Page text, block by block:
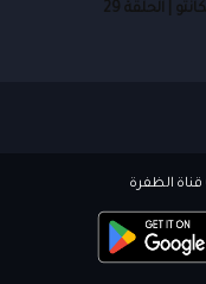
| الحلقة 29